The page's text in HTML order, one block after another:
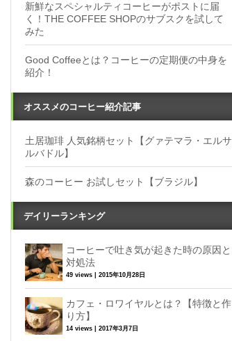
新鮮なスペシャルティコーヒーがポストに届
く！THE COFFEE SHOPのサブスクを試して
みた
Good Coffeeとは？コーヒーの定期便の中身を
紹介！
オススメのコーヒー紹介記事
土居珈琲 人気銘柄セット【グァテマラ・エルサ
ルバドル】
森のコーヒー お試しセット【ブラジル】
デイリーランキング
コーヒーで吐き気が起きた時の原因と
対処法
49 views 2015年10月28日
カフェ・ロワイヤルとは？【特徴と作
り方】
14 views 2017年3月7日